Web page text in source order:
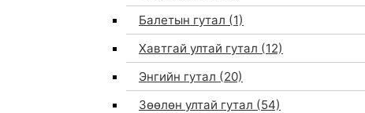
Балетын гутал (1)
Хавтгай ултай гутал (12)
Энгийн гутал (20)
Зөөлөн ултай гутал (54)